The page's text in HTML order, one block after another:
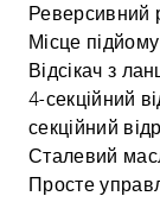
Реверсивний
Місце
Відсікач з
4-секційний
секційний
Сталевий
Просте